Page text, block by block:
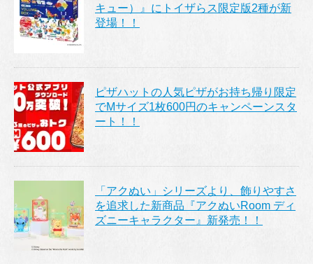
キュー）』にトイザらス限定版2種が新
登場！！
ピザハットの人気ピザがお持ち帰り限定
でMサイズ1枚600円のキャンペーンスタ
ート！！
「アクぬい」シリーズより、飾りやすさ
を追求した新商品『アクぬいRoom ディ
ズニーキャラクター』新発売！！